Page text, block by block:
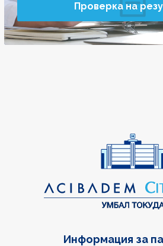
Проверка на
Информация за